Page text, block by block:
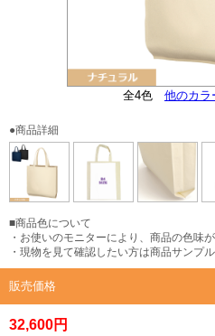
全4色 他のカラ
B4サイ
横マチ（ガゼ
大きさイ
●商品詳細
■商品色について
・お使いのモニターにより、商品の色味
・現物を見て確認したい方は商品サンプ
販売価格
32,600円